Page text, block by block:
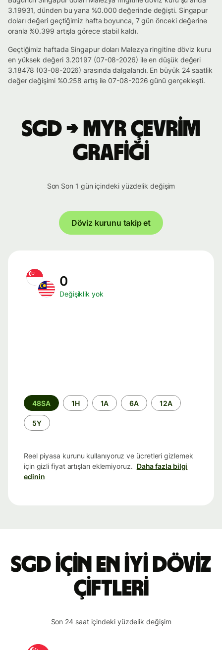
3.19931, dünden bu yana %0.000 değerinde değişti. Singapur
doları değeri geçtiğimiz hafta boyunca, 7 gün önceki değerine
oranla %0.399 artışla görece stabil kaldı.
Geçtiğimiz haftada Singapur doları Malezya ringitine döviz kuru
en yüksek değeri 3.20197 (07-08-2026) ile en düşük değeri
3.18478 (03-08-2026) arasında dalgalandı. En büyük 24 saatlik
değer değişimi %0.258 artış ile 07-08-2026 günü gerçekleşti.
SGD → MYR çevrim
grafiği
Son Son 1 gün içindeki yüzdelik değişim
Döviz kurunu takip et
0
Değişiklik yok
Zaman
aralığı
48SA 1H 1A 6A 12A
5Y
Reel piyasa kurunu kullanıyoruz ve ücretleri gizlemek
için gizli fiyat artışları eklemiyoruz. Daha fazla bilgi
edinin
SGD için en iyi döviz
çiftleri
Son 24 saat içindeki yüzdelik değişim